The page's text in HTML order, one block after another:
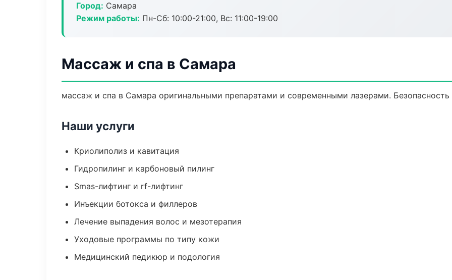
Город: Самара
Режим работы: Пн-Сб: 10:00-21:00, Вс: 11:00-19:00
Массаж и спа в Самара
массаж и спа в Самара оригинальными препаратами и современными лазерами. Безопасность
Наши услуги
Криолиполиз и кавитация
Гидропилинг и карбоновый пилинг
Smas-лифтинг и rf-лифтинг
Инъекции ботокса и филлеров
Лечение выпадения волос и мезотерапия
Уходовые программы по типу кожи
Медицинский педикюр и подология